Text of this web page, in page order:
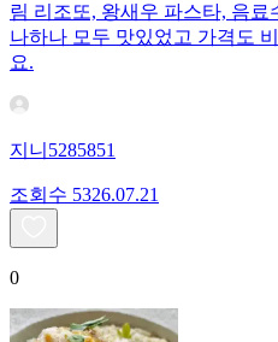
림 리조또, 왕새우 파스타, 음
나하나 모두 맛있었고 가격도
요.
지니5285851
조회수 5326.07.21
0